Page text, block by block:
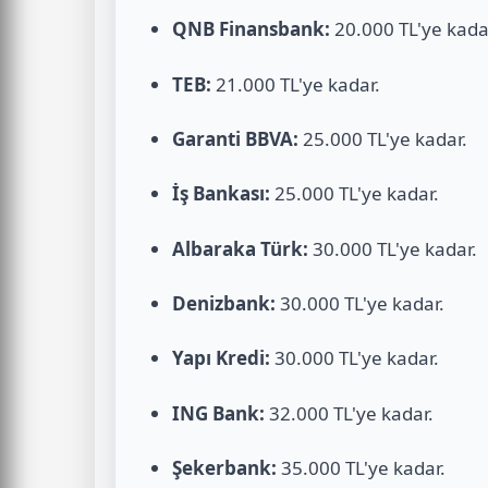
QNB Finansbank: 20.000 TL'ye
TEB: 21.000 TL'ye kadar.
Garanti BBVA: 25.000 TL'ye kadar.
İş Bankası: 25.000 TL'ye kadar.
Albaraka Türk: 30.000 TL'ye kadar.
Denizbank: 30.000 TL'ye kadar.
Yapı Kredi: 30.000 TL'ye kadar.
ING Bank: 32.000 TL'ye kadar.
Şekerbank: 35.000 TL'ye kadar.